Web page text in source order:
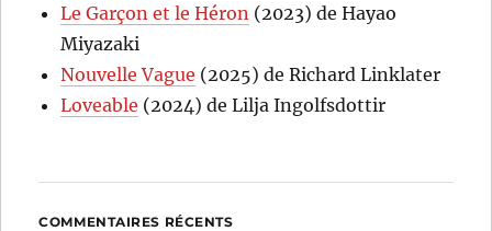
Le Garçon et le Héron (2023) de Hayao
Miyazaki
Nouvelle Vague (2025) de Richard Linklater
Loveable (2024) de Lilja Ingolfsdottir
COMMENTAIRES RÉCENTS